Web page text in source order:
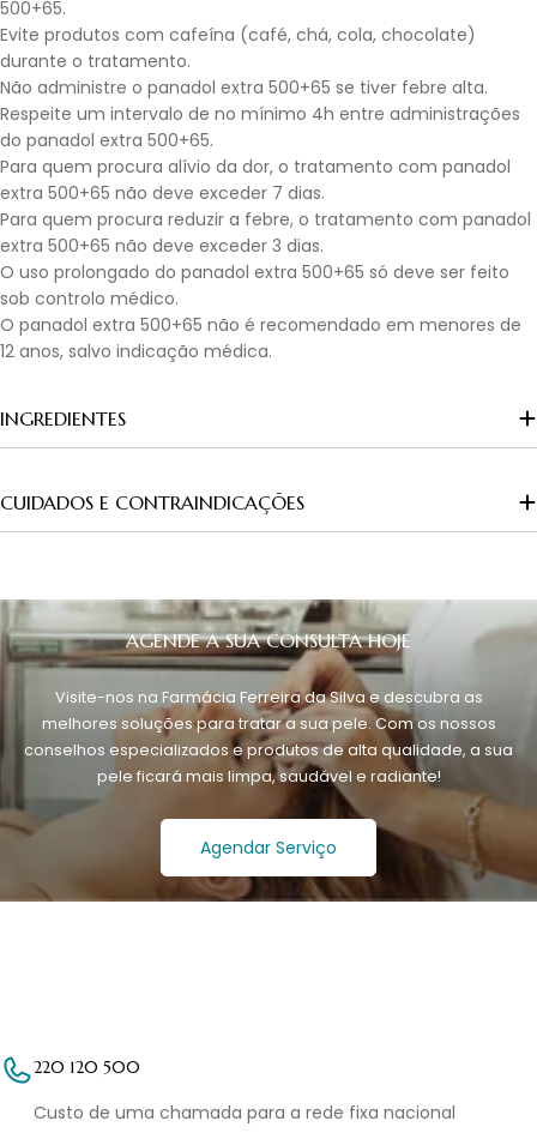
500+65.
Evite produtos com cafeína (café, chá, cola, chocolate)
durante o tratamento.
Não administre o panadol extra 500+65 se tiver febre alta.
Respeite um intervalo de no mínimo 4h entre administrações
do panadol extra 500+65.
Para quem procura alívio da dor, o tratamento com panadol
extra 500+65 não deve exceder 7 dias.
Para quem procura reduzir a febre, o tratamento com panadol
extra 500+65 não deve exceder 3 dias.
O uso prolongado do panadol extra 500+65 só deve ser feito
sob controlo médico.
O panadol extra 500+65 não é recomendado em menores de
12 anos, salvo indicação médica.
INGREDIENTES
CUIDADOS E CONTRAINDICAÇÕES
AGENDE A SUA CONSULTA HOJE
Visite-nos na Farmácia Ferreira da Silva e descubra as
melhores soluções para tratar a sua pele. Com os nossos
conselhos especializados e produtos de alta qualidade, a sua
pele ficará mais limpa, saudável e radiante!
Agendar Serviço
220 120 500
Custo de uma chamada para a rede fixa nacional